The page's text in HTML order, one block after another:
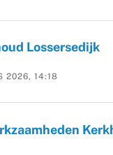
Lossersedijk
2026, 14:18